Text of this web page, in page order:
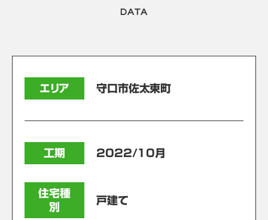
DATA
エリア 守口市佐太東町
工期 2022/10月
住宅種
別
戸建て